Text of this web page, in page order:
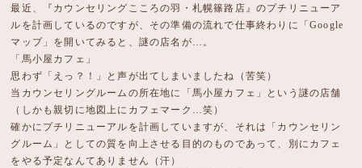
最近、『カウンセリングこころの羽・札幌篠路店』のプチリニューア
ルを計画しているのですが、その準備の流れで仕事終わりに「Google
マップ」を開いてみると、謎の店名が…。
「馬小屋カフェ」
思わず「えっ？！」と声が出てしまいましたね（苦笑）
当カウンセリングルームの所在地に「馬小屋カフェ」という謎の店舗
（しかも親切に地図上にカフェマーク…笑）
確かにプチリニューアルを計画していますが、それは「カウンセリン
グルーム」としての質を向上させる目的のものであって、別にカフェ
をやる予定なんてありません（汗）